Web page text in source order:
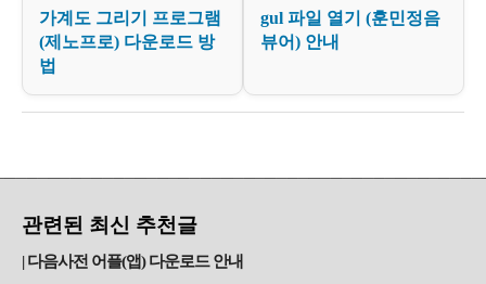
가계도 그리기 프로그램
(제노프로) 다운로드 방
법
gul 파일 열기 (훈민정음
뷰어) 안내
관련된 최신 추천글
다음사전 어플(앱) 다운로드 안내